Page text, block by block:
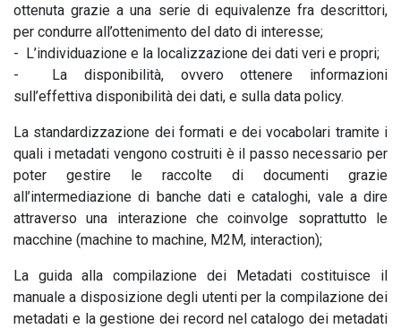
ottenuta grazie a una serie di equivalenze fra descrittori,
per condurre all’ottenimento del dato di interesse;
- L’individuazione e la localizzazione dei dati veri e propri;
- La disponibilità, ovvero ottenere informazioni
sull’effettiva disponibilità dei dati, e sulla data policy.
La standardizzazione dei formati e dei vocabolari tramite i
quali i metadati vengono costruiti è il passo necessario per
poter gestire le raccolte di documenti grazie
all’intermediazione di banche dati e cataloghi, vale a dire
attraverso una interazione che coinvolge soprattutto le
macchine (machine to machine, M2M, interaction);
La guida alla compilazione dei Metadati costituisce il
manuale a disposizione degli utenti per la compilazione dei
metadati e la gestione dei record nel catalogo dei metadati